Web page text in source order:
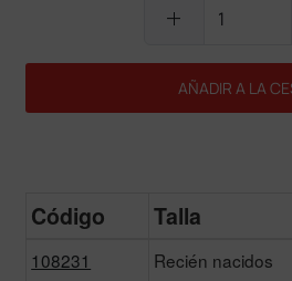
add
AÑADIR A LA
Código Talla
108231 Recién nacidos